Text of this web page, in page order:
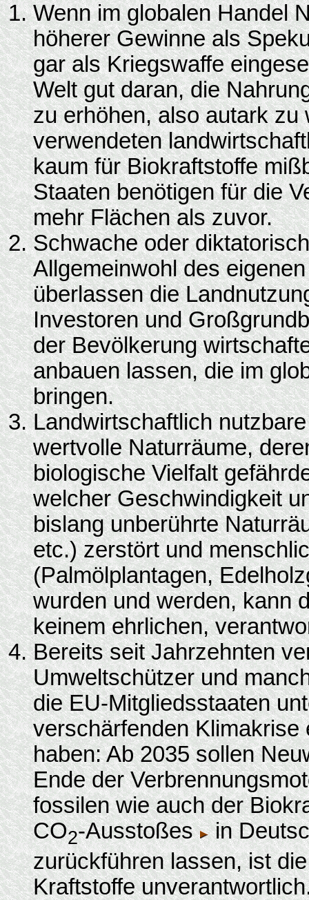
Wenn im globalen Handel
höherer Gewinne als
gar als Kriegswaffe
Welt gut daran, die
zu erhöhen, also autark zu
verwendeten
kaum für Biokraftstoffe
Staaten benötigen für die
mehr Flächen als zuvor.
Schwache oder
Allgemeinwohl des
überlassen die
Investoren und
der Bevölkerung
anbauen lassen, die im
bringen.
Landwirtschaftlich
wertvolle Naturräume,
biologische Vielfalt
welcher Geschwindigkeit
bislang unberührte
etc.) zerstört und
(Palmölplantagen,
wurden und werden, kann
keinem ehrlichen,
Bereits seit Jahrzehnten
Umweltschützer und
die EU-Mitgliedsstaaten
verschärfenden Klimakrise
haben: Ab 2035 sollen
Ende der
fossilen wie auch der
CO2-Ausstoßes in
zurückführen lassen, ist
Kraftstoffe